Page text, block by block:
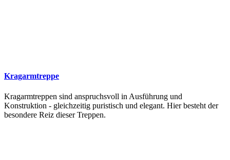
Kragarmtreppe
Kragarmtreppen sind anspruchsvoll in Ausführung und
Konstruktion - gleichzeitig puristisch und elegant. Hier besteht der
besondere Reiz dieser Treppen.